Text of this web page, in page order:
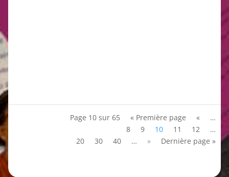
Page 10 sur 65 « Première page «
…
8
9 10 11 12
…
20
30 40 … » Dernière page »